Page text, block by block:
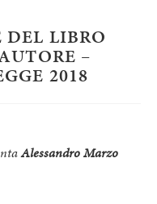
DEL LIBRO
–
2018
Alessandro Marzo